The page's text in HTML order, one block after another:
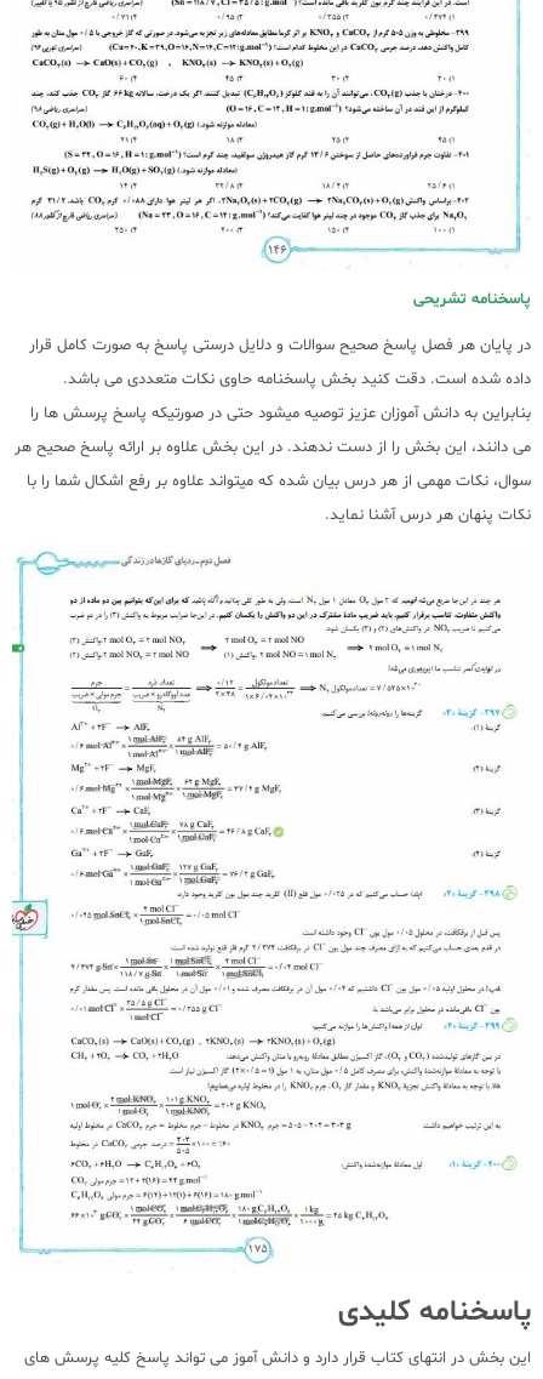
پاسخنامه تشریحی
در پایان هر فصل پاسخ صحیح سوالات و دلایل درستی پاسخ به صورت کامل قرار
داده شده است. دقت کنید بخش پاسخنامه حاوی نکات متعددی می باشد.
بنابراین به دانش آموزان عزیز توصیه میشود حتی در صورتیکه پاسخ پرسش ها را
می دانند، این بخش را از دست ندهند. در این بخش علاوه بر ارائه پاسخ صحیح هر
سوال، نکات مهمی از هر درس بیان شده که میتواند علاوه بر رفع اشکال شما را با
نکات پنهان هر درس آشنا نماید.
پاسخنامه کلیدی
این بخش در انتهای کتاب قرار دارد و دانش آموز می تواند پاسخ کلیه پرسش های